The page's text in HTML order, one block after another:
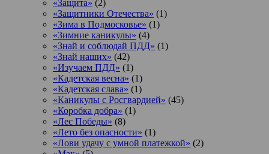
«Защита» (2)
«Защитники Отечества» (1)
«Зима в Подмосковье» (1)
«Зимние каникулы» (4)
«Знай и соблюдай ПДД» (1)
«Знай наших» (42)
«Изучаем ПДД» (1)
«Кадетская весна» (1)
«Кадетская слава» (1)
«Каникулы с Росгвардией» (45)
«Коробка добра» (1)
«Лес Победы» (8)
«Лето без опасности» (1)
«Лови удачу с умной платежкой» (2)